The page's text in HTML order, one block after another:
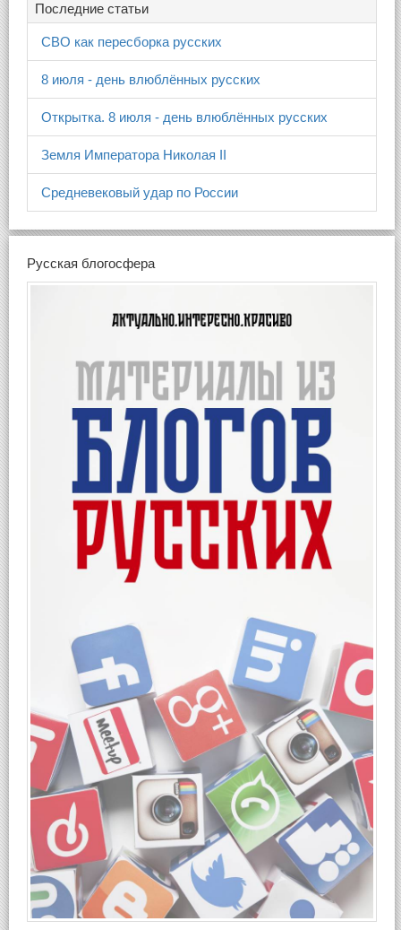
Последние статьи
СВО как пересборка русских
8 июля - день влюблённых русских
Открытка. 8 июля - день влюблённых русских
Земля Императора Николая II
Средневековый удар по России
Русская блогосфера